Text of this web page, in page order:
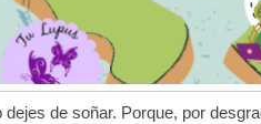
dejes de soñar. Porque, por